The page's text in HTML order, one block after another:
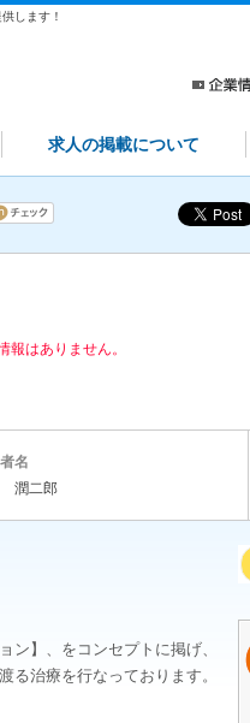
します！
求人の掲載について
報はありません。
名
潤二郎
ン】、をコンセプトに掲げ、
る治療を行なっております。